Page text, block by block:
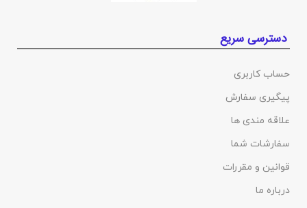
دسترسی سریع
حساب کاربری
پیگیری سفارش
علاقه مندی ها
سفارشات شما
قوانین و مقررات
درباره ما